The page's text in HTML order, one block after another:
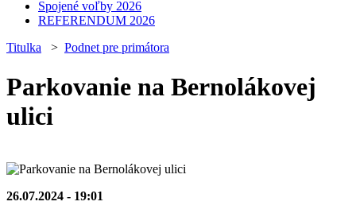
Spojené voľby 2026
REFERENDUM 2026
Titulka > Podnet pre primátora
Parkovanie na Bernolákovej
ulici
26.07.2024 - 19:01